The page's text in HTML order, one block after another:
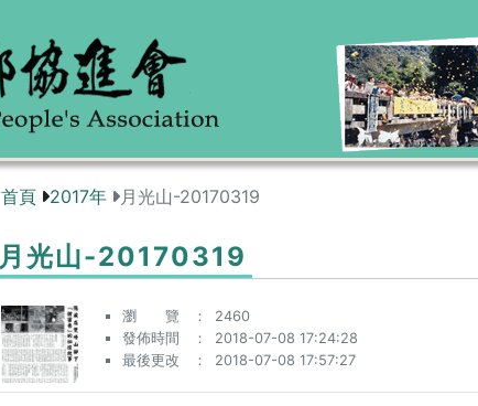
首頁 2017年 月光山-20170319
月光山-20170319
瀏 覽
2460
發佈時間
2018-07-08 17:24:28
最後更改
2018-07-08 17:57:27